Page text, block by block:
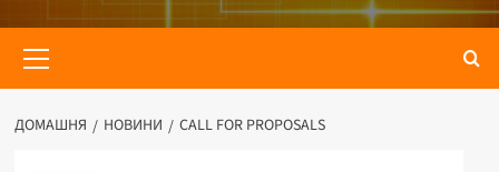
меню
ДОМАШНЯ НОВИНИ CALL FOR PROPOSALS